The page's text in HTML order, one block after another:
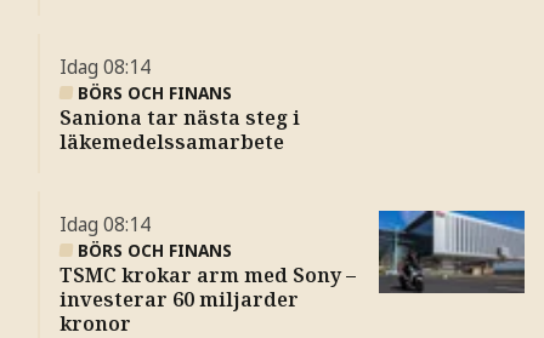
Idag 08:14
BÖRS OCH FINANS
Saniona tar nästa steg i
läkemedelssamarbete
Idag 08:14
BÖRS OCH FINANS
TSMC krokar arm med Sony –
investerar 60 miljarder
kronor